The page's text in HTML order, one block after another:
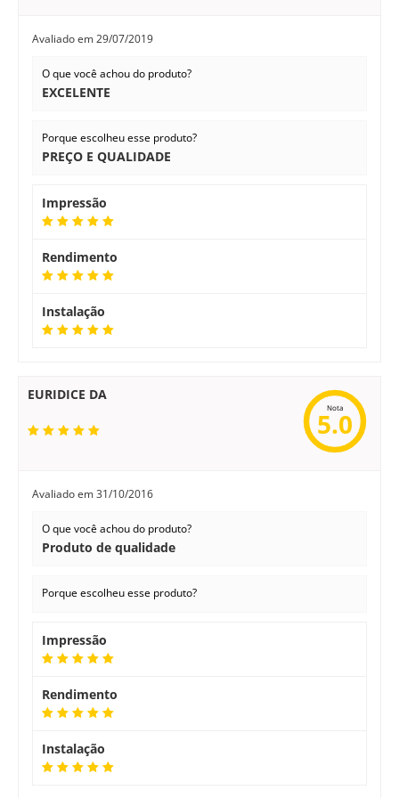
Avaliado em29/07/2019
O que você achou do produto?
EXCELENTE
Porque escolheu esse produto?
PREÇO E QUALIDADE
Impressão
Rendimento
Instalação
EURIDICE DA
Nota
5.0
Avaliado em31/10/2016
O que você achou do produto?
Produto de qualidade
Porque escolheu esse produto?
Impressão
Rendimento
Instalação